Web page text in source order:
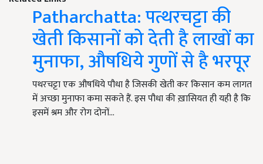
Patharchatta: पत्थरचट्टा की
खेती किसानों को देती है लाखों का
मुनाफा, औषधिये गुणों से है भरपूर
पथरचट्टा एक औषधिये पौधा है जिसकी खेती कर किसान कम लागत
में अच्छा मुनाफा कमा सकते हैं. इस पौधा की ख़ासियत ही यही है कि
इसमें श्रम और रोग दोनों…